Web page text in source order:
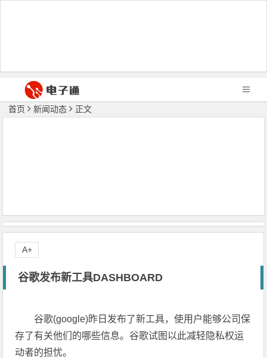
首页 新闻动态 正文
谷歌发布新工具DASHBOARD
谷歌(google)昨日发布了新工具，使用户能够公司保
存了有关他们的哪些信息。谷歌试图以此减轻隐私权运
动者的担忧。
A+